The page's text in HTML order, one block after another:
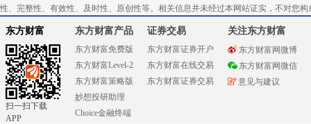
性、完整性、有效性、及时性、原创性等。相关信息并未经过本网站证实，不对您
东方财富
扫一扫下载
APP
东方财富产品
东方财富免费版
东方财富Level-2
东方财富策略版
妙想投研助理
Choice金融终端
证券交易
东方财富证券开户
东方财富在线交易
东方财富证券交易
关注东方财富
东方财富网微博
东方财富网微信
意见与建议